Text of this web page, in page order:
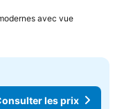
avec vue
les prix